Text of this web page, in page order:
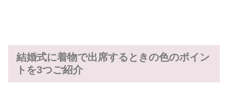
結婚式に着物で出席するときの色のポイン
トを3つご紹介